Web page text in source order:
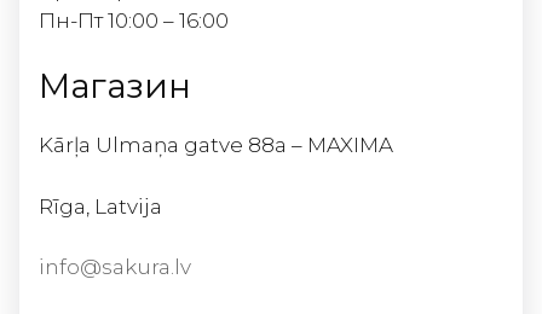
Пн-Пт 10:00 – 16:00
Магазин
Kārļa Ulmaņa gatve 88а – MAXIMA
Rīga, Latvija
info@sakura.lv